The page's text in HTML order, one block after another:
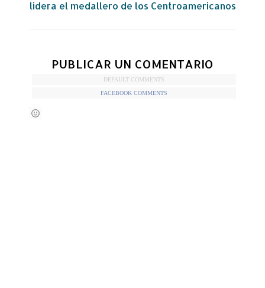
lidera el medallero de los Centroamericanos
PUBLICAR UN COMENTARIO
DEFAULT COMMENTS
FACEBOOK COMMENTS